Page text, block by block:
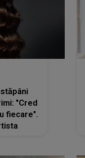
"Cred
fiecare".